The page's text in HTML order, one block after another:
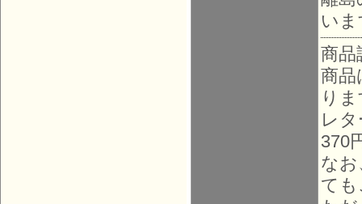
い
商品
商品
り
レ
370
な
て